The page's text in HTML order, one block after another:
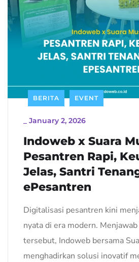
BERITA EVENT
January 2, 2026
Indoweb x Suara
Pesantren Rapi,
Jelas, Santri
ePesantren
Digitalisasi pesantren kini
nyata di era modern.
tersebut, Indoweb bersama
menghadirkan solusi inovatif